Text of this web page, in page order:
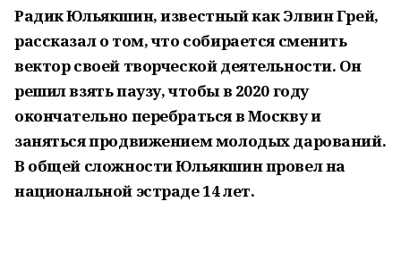
Радик Юльякшин, известный как Элвин Грей,
рассказал о том, что собирается сменить
вектор своей творческой деятельности. Он
решил взять паузу, чтобы в 2020 году
окончательно перебраться в Москву и
заняться продвижением молодых дарований.
В общей сложности Юльякшин провел на
национальной эстраде 14 лет.